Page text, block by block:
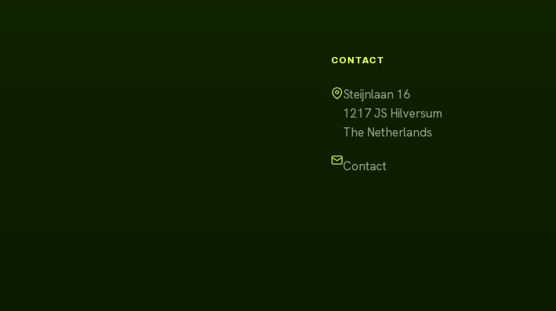
CONTACT
Steijnlaan 16
1217 JS Hilversum
The Netherlands
Contact